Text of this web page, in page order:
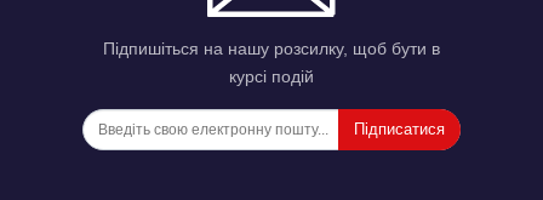
Підпишіться на нашу розсилку, щоб бути в
курсі подій
Підписатися